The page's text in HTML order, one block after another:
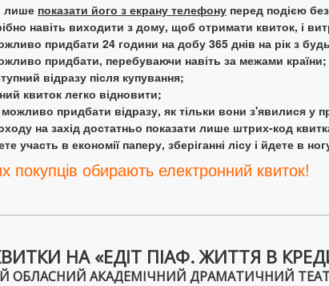
лише показати його з екрану телефону перед подією
навіть виходити з дому, щоб отримати квиток, і
придбати 24 години на добу 365 днів на рік з
придбати, перебуваючи навіть за межами країни;
відразу після купування;
квиток легко відновити;
можливо придбати відразу, як тільки вони з'явилися у
на захід достатньо показати лише штрих-код
участь в економії паперу, зберіганні лісу і йдете в
покупців обирають електронний квиток!
НА «ЕДІТ ПІАФ. ЖИТТЯ В
ОБЛАСНИЙ АКАДЕМІЧНИЙ ДРАМАТИЧНИЙ